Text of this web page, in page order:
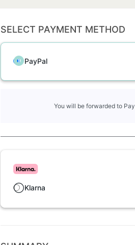
SELECT PAYMENT METHOD
PayPal
You will be forwarded to
Klarna